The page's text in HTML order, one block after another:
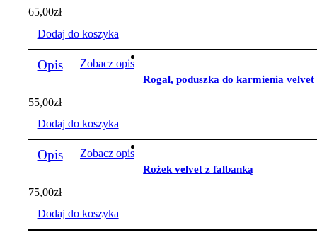
65,00zł
Dodaj do koszyka
Opis Zobacz opis
Rogal, poduszka do karmienia velvet
55,00zł
Dodaj do koszyka
Opis Zobacz opis
Rożek velvet z falbanką
75,00zł
Dodaj do koszyka